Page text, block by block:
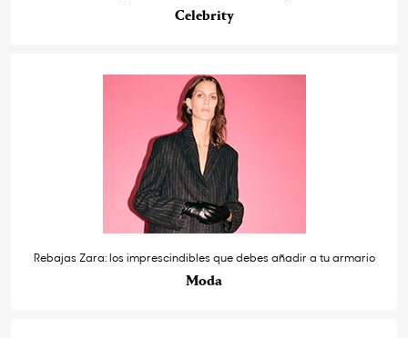
Celebrity
Rebajas Zara: los imprescindibles que debes añadir a tu armario
Moda